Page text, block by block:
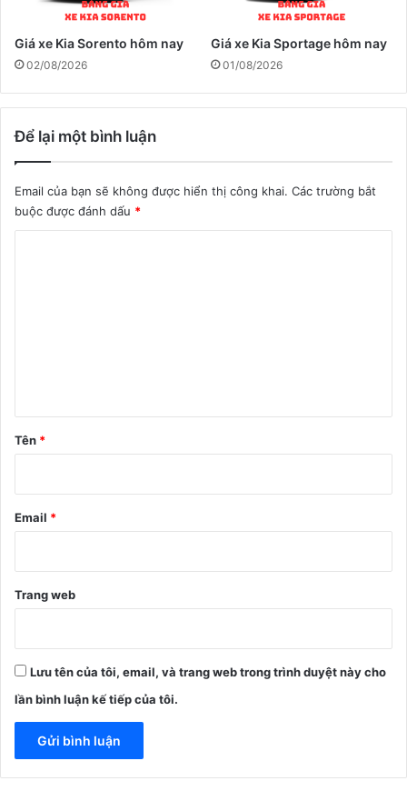
Giá xe Kia Sorento hôm nay
02/08/2026
Giá xe Kia Sportage hôm nay
01/08/2026
Để lại một bình luận
Email của bạn sẽ không được hiển thị công khai. Các trường bắt
buộc được đánh dấu *
n
Tên *
Email *
Trang web
Lưu tên của tôi, email, và trang web trong trình duyệt này cho
lần bình luận kế tiếp của tôi.